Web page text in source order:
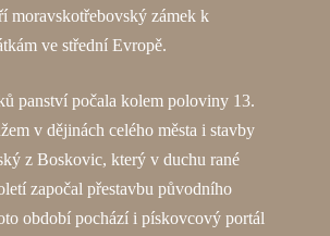
moravskotřebovský zámek k
ve střední Evropě.
panství počala kolem poloviny 13.
v dějinách celého města i stavby
z Boskovic, který v duchu rané
započal přestavbu původního
období pochází i pískovcový portál